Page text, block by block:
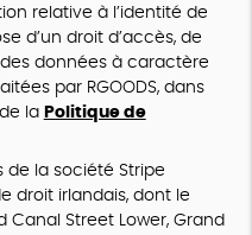
relative à l’identité de
d’un droit d’accès, de
données à caractère
par RGOODS, dans
la Politique de
de la société Stripe
droit irlandais, dont le
Canal Street Lower, Grand